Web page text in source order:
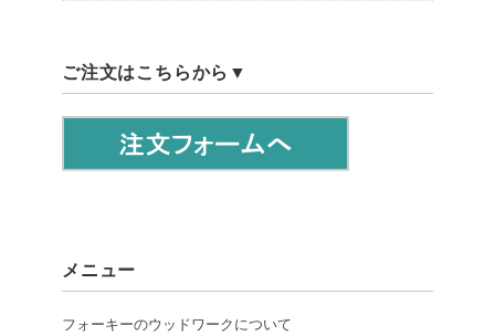
ご注文はこちらから▼
メニュー
フォーキーのウッドワークについて